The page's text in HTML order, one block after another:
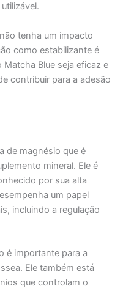
tenha um impacto
como estabilizante é
Blue seja eficaz e
contribuir para a adesão
de magnésio que é
mineral. Ele é
por sua alta
um papel
incluindo a regulação
é importante para a
Ele também está
que controlam o